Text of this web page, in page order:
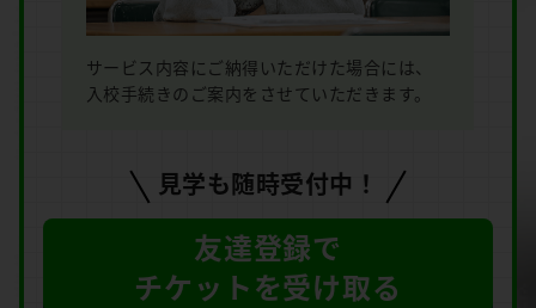
サービス内容にご納得いただけた場合には、
入校手続きのご案内をさせていただきます。
見学も随時受付中！
友達登録で
チケットを受け取る